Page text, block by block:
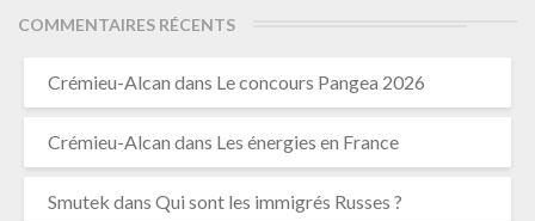
COMMENTAIRES RÉCENTS
Crémieu-Alcan dans Le concours Pangea 2026
Crémieu-Alcan dans Les énergies en France
Smutek dans Qui sont les immigrés Russes ?